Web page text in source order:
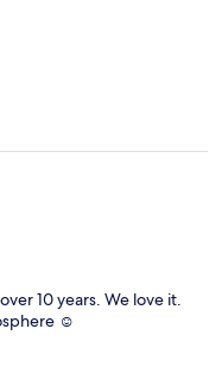
10 years. We love it.
☺️